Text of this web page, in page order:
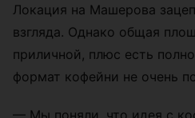
Локация на Машерова
взгляда. Однако общая
приличной, плюс есть
формат кофейни не очень
— Мы поняли, что идея с